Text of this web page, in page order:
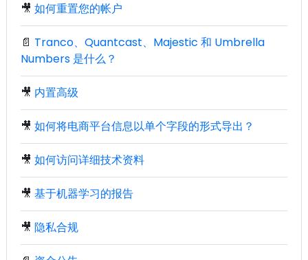
🎥 如何重置您的帐户
📄 Tranco、Quantcast、Majestic 和 Umbrella
Numbers 是什么？
🎥 内置高级
🎥 如何将电商平台信息以单个字段的形式导出？
🎥 如何访问详细技术资料
🎥 基于机器学习的报告
🎥 隐私合规